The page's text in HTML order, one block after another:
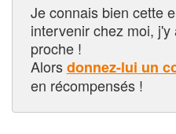
Je connais bien cette
intervenir chez moi,
proche !
Alorsdonnez-lui un
en récompensés !